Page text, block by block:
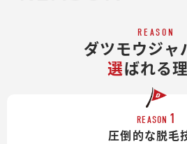
REASON
ダツモウジャ
選ばれる
REASON 1
圧倒的な脱毛